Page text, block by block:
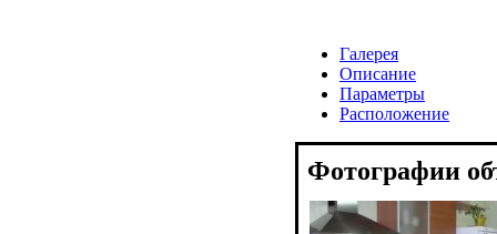
Галерея
Описание
Параметры
Расположение
Фотографии